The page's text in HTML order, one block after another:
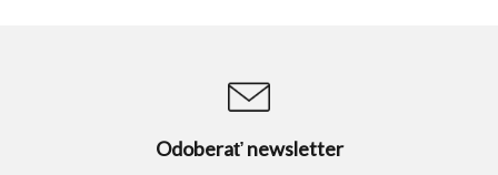
Odoberať newsletter